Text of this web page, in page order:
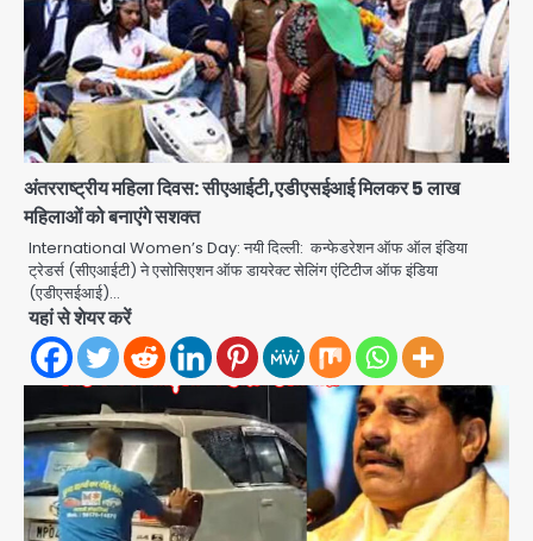
अंतरराष्ट्रीय महिला दिवस: सीएआईटी,एडीएसईआई मिलकर 5 लाख
महिलाओं को बनाएंगे सशक्त
International Women’s Day: नयी दिल्ली: कन्फेडरेशन ऑफ ऑल इंडिया
ट्रेडर्स (सीएआईटी) ने एसोसिएशन ऑफ डायरेक्ट सेलिंग एंटिटीज ऑफ इंडिया
(एडीएसईआई)…
यहां से शेयर करें
2
गिरफ्तार, डिजिटल डिवाइस जब्त; जंतर-मंतर
प्रदर्शनकारियों पर की थी आपत्तिजनक टिप्पणी
jai hind janab
3
Greater Noida Crime: पुलिस वालों ने
GST कंसल्टेंट को एनकाउंटर की धमकी देकर
वसूले ₹29 लाख, मामले में FIR दर्ज
jai hind janab